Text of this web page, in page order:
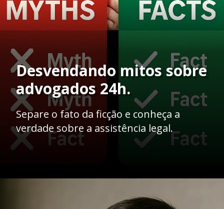
Desvendando mitos sobre
advogados 24h.
Separe o fato da ficção e conheça a
verdade sobre a assistência legal.